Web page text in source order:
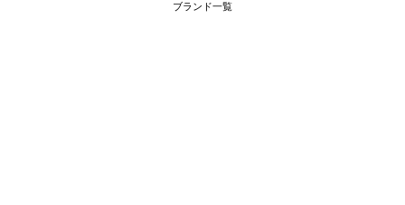
ブランド一覧